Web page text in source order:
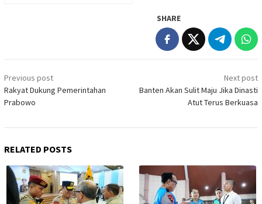
SHARE
Post
navigation
Previous post
Rakyat Dukung Pemerintahan
Prabowo
Next post
Banten Akan Sulit Maju Jika Dinasti
Atut Terus Berkuasa
RELATED POSTS